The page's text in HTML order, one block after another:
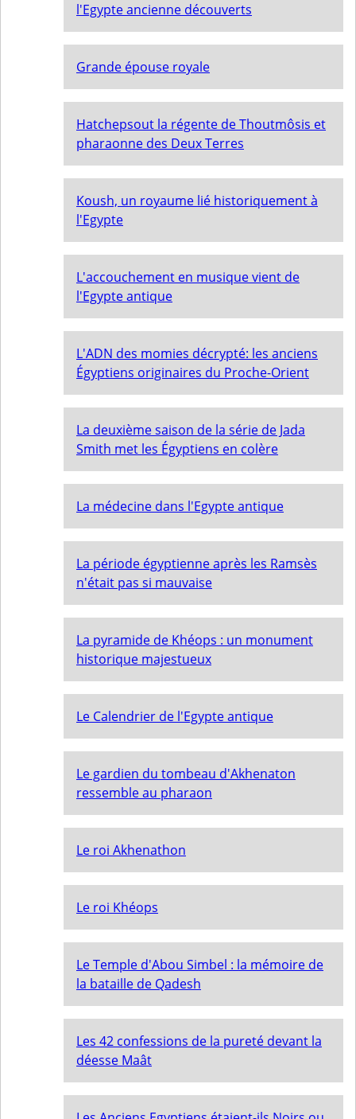
l'Egypte ancienne découverts
Grande épouse royale
Hatchepsout la régente de Thoutmôsis et
pharaonne des Deux Terres
Koush, un royaume lié historiquement à
l'Egypte
L'accouchement en musique vient de
l'Egypte antique
L'ADN des momies décrypté: les anciens
Égyptiens originaires du Proche-Orient
La deuxième saison de la série de Jada
Smith met les Égyptiens en colère
La médecine dans l'Egypte antique
La période égyptienne après les Ramsès
n'était pas si mauvaise
La pyramide de Khéops : un monument
historique majestueux
Le Calendrier de l'Egypte antique
Le gardien du tombeau d'Akhenaton
ressemble au pharaon
Le roi Akhenathon
Le roi Khéops
Le Temple d'Abou Simbel : la mémoire de
la bataille de Qadesh
Les 42 confessions de la pureté devant la
déesse Maât